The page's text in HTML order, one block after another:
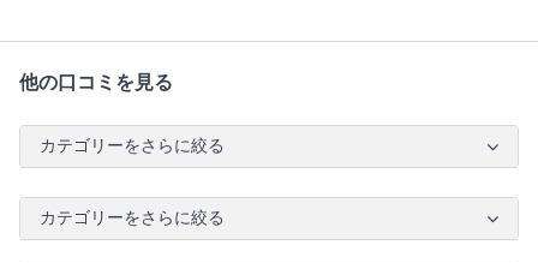
他の口コミを見る
カテゴリーをさらに絞る
カテゴリーをさらに絞る